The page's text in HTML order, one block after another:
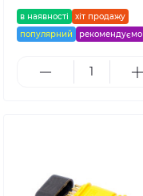
в наявності
хіт продажу
популярний
рекомендуємо